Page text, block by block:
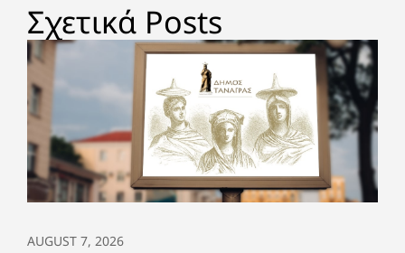
Σχετικά Posts
AUGUST 7, 2026